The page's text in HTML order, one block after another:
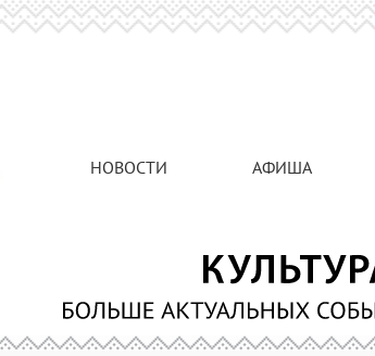
НОВОСТИ АФИША